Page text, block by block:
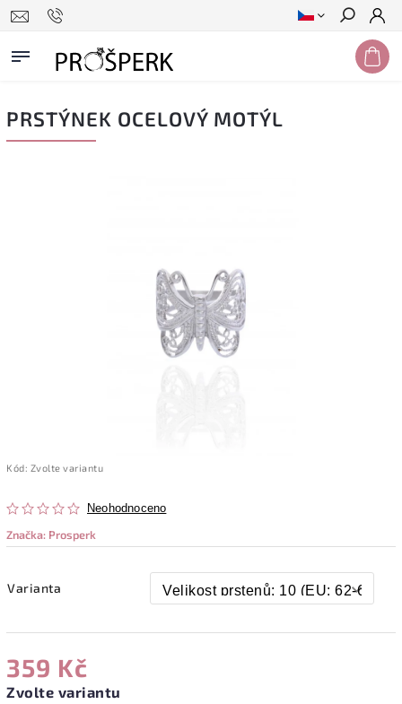
Hledat
PRSTÝNEK OCELOVÝ MOTÝL
Kód: Zvolte variantu
Neohodnoceno
Značka: Prosperk
Varianta
359 Kč
Zvolte variantu